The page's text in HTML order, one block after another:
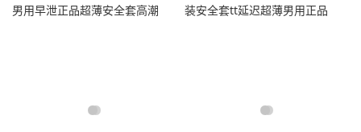
男用早泄正品超薄安全套高潮
装安全套tt延迟超薄男用正品